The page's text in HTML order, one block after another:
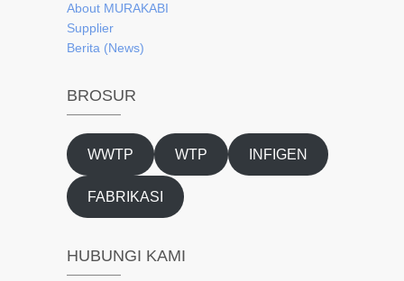
About MURAKABI
Supplier
Berita (News)
BROSUR
WWTP WTP INFIGEN
FABRIKASI
HUBUNGI KAMI